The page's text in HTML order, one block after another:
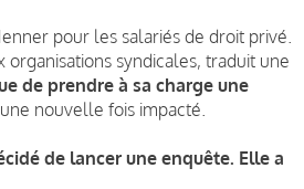
pour les salariés de droit privé.
organisations syndicales, traduit une
de prendre à sa charge une
nouvelle fois impacté.
de lancer une enquête. Elle a